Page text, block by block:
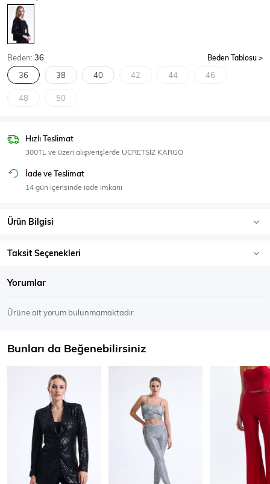
Body
SPOR GİYİM
Eşofman Üstü
Beden:36 Beden Tablosu
36 38 40 42 44 46
48 50
Hızlı Teslimat
300TL ve üzeri alışverişlerde ÜCRETSİZ KARGO
İade ve Teslimat
14 gün içerisinde iade imkanı
Ürün Bilgisi
Taksit Seçenekleri
Yorumlar
Ürüne ait yorum bulunmamaktadır.
Bunları da Beğenebilirsiniz